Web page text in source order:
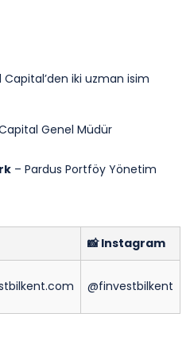
Capital’den iki uzman isim
Capital Genel Müdür
– Pardus Portföy Yönetim
📸 Instagram
@finvestbilkent